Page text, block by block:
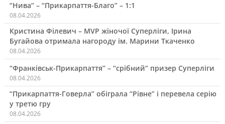
“Нива” – “Прикарпаття-Благо” – 1:1
08.04.2026
Кристина Філевич – MVP жіночої Суперліги, Ірина
Бугайова отримала нагороду ім. Марини Ткаченко
08.04.2026
“Франківськ-Прикарпаття” – “срібний” призер Суперліги
08.04.2026
“Прикарпаття-Говерла” обіграла “Рівне” і перевела серію
у третю гру
08.04.2026